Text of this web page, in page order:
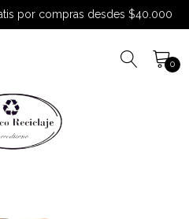
por compras desdes $40.000
0